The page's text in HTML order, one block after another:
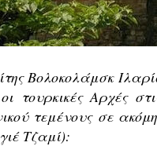
Βολοκολάμσκ
οι τουρκικές Αρχές
τεμένους σε
Τζαμί):